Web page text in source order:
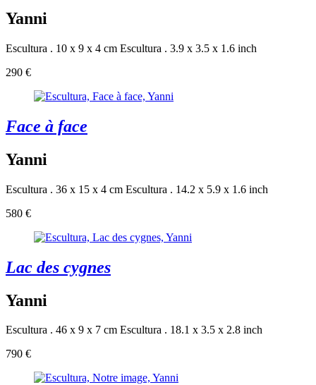
Yanni
Escultura . 10 x 9 x 4 cm Escultura . 3.9 x 3.5 x 1.6 inch
290 €
Face à face
Yanni
Escultura . 36 x 15 x 4 cm Escultura . 14.2 x 5.9 x 1.6 inch
580 €
Lac des cygnes
Yanni
Escultura . 46 x 9 x 7 cm Escultura . 18.1 x 3.5 x 2.8 inch
790 €